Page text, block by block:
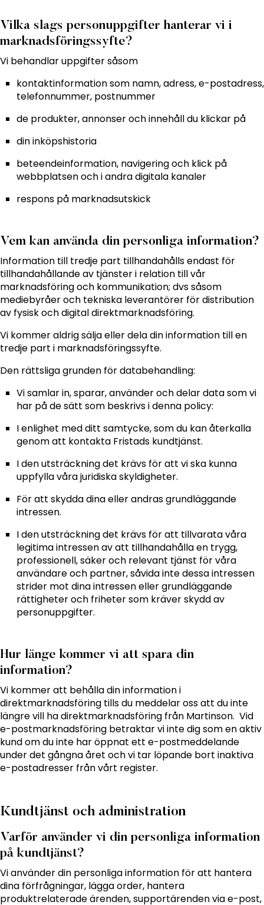
Vilka slags personuppgifter hanterar vi i
marknadsföringssyfte?
Vi behandlar uppgifter såsom
kontaktinformation som namn, adress, e-postadress,
telefonnummer, postnummer
de produkter, annonser och innehåll du klickar på
din inköpshistoria
beteendeinformation, navigering och klick på
webbplatsen och i andra digitala kanaler
respons på marknadsutskick
Vem kan använda din personliga information?
Information till tredje part tillhandahålls endast för
tillhandahållande av tjänster i relation till vår
marknadsföring och kommunikation; dvs såsom
mediebyråer och tekniska leverantörer för distribution
av fysisk och digital direktmarknadsföring.
Vi kommer aldrig sälja eller dela din information till en
tredje part i marknadsföringssyfte.
Den rättsliga grunden för databehandling:
Vi samlar in, sparar, använder och delar data som vi
har på de sätt som beskrivs i denna policy:
I enlighet med ditt samtycke, som du kan återkalla
genom att kontakta Fristads kundtjänst.
I den utsträckning det krävs för att vi ska kunna
uppfylla våra juridiska skyldigheter.
För att skydda dina eller andras grundläggande
intressen.
I den utsträckning det krävs för att tillvarata våra
legitima intressen av att tillhandahålla en trygg,
professionell, säker och relevant tjänst för våra
användare och partner, såvida inte dessa intressen
strider mot dina intressen eller grundläggande
rättigheter och friheter som kräver skydd av
personuppgifter.
Hur länge kommer vi att spara din
information?
Vi kommer att behålla din information i
direktmarknadsföring tills du meddelar oss att du inte
längre vill ha direktmarknadsföring från Martinson. Vid
e-postmarknadsföring betraktar vi inte dig som en aktiv
kund om du inte har öppnat ett e-postmeddelande
under det gångna året och vi tar löpande bort inaktiva
e-postadresser från vårt register.
Kundtjänst och administration
Varför använder vi din personliga information
på kundtjänst?
Vi använder din personliga information för att hantera
dina förfrågningar, lägga order, hantera
produktrelaterade ärenden, supportärenden via e-post,